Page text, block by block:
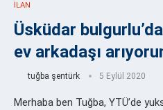
İLAN
Üsküdar
ev arkadaşı
tuğba şentürk 5 Eylül 2020
Merhaba ben Tuğba, YTÜ’de